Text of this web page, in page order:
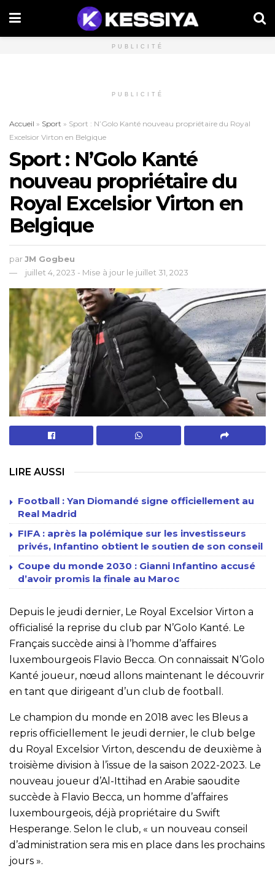
PUBLICITÉ
PUBLICITÉ
Accueil » Sport » Sport : N’Golo Kanté nouveau propriétaire du Royal
Excelsior Virton en Belgique
Sport : N’Golo Kanté
nouveau propriétaire du
Royal Excelsior Virton en
Belgique
parJM Gogbeu
juillet 4, 2023 - Mise à jour le juillet 31, 2023
LIRE AUSSI
Football : Yan Diomandé signe officiellement au
Real Madrid
FIFA : après la polémique sur les investisseurs
privés, Infantino obtient le soutien de son conseil
Coupe du monde 2030 : Gianni Infantino accusé
d’avoir promis la finale au Maroc
Depuis le jeudi dernier, Le Royal Excelsior Virton a
officialisé la reprise du club par N’Golo Kanté. Le
Français succède ainsi à l’homme d’affaires
luxembourgeois Flavio Becca. On connaissait N’Golo
Kanté joueur, nœud allons maintenant le découvrir
en tant que dirigeant d’un club de football.
Le champion du monde en 2018 avec les Bleus a
repris officiellement le jeudi dernier, le club belge
du Royal Excelsior Virton, descendu de deuxième à
troisième division à l’issue de la saison 2022-2023. Le
nouveau joueur d’Al-Ittihad en Arabie saoudite
succède à Flavio Becca, un homme d’affaires
luxembourgeois, déjà propriétaire du Swift
Hesperange. Selon le club, « un nouveau conseil
d’administration sera mis en place dans les prochains
jours ».